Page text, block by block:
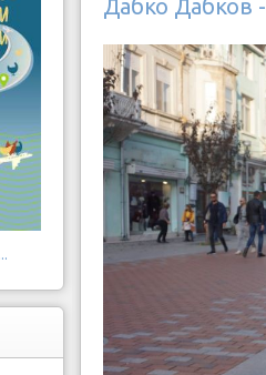
Дабко Дабков